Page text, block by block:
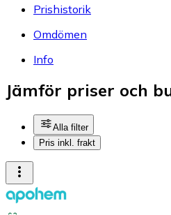
Prishistorik
Omdömen
Info
Jämför priser och
Alla filter
Pris inkl. frakt